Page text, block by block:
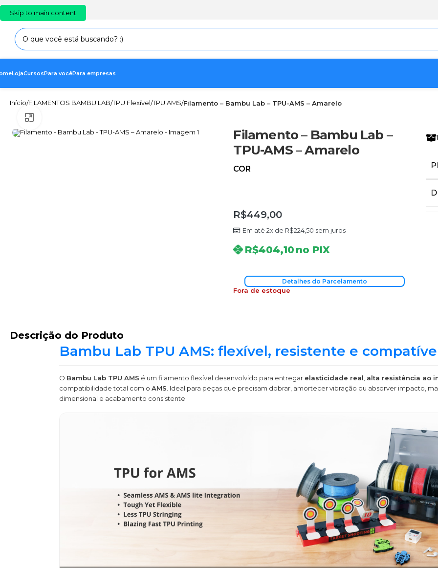
Skip to main content
EN PT ES
LojaCursosPara vocêPara empresas
Início/FILAMENTOS BAMBU LAB/TPU Flexível/TPU AMS/Filamento – Bambu Lab – TPU-AMS – Amarelo
Filamento – Bambu Lab –
TPU-AMS – Amarelo
COR
R$449,00
Em até 2x de R$224,50 sem juros
R$404,10 no PIX
Detalhes do Parcelamento
Fora de estoque
Descrição do Produto
Bambu Lab TPU AMS: flexível, resistente e
O Bambu Lab TPU AMS é um filamento flexível desenvolvido para entregar elasticidade real alta resistência ao
compatibilidade total com o AMS . Ideal para peças que precisam dobrar, amortecer vibração ou absorver impacto,
dimensional e acabamento consistente.